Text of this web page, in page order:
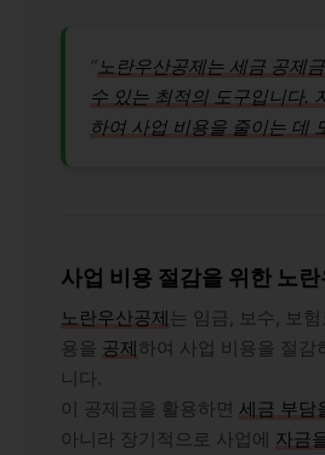
“ 노란우산공제는 세금 공제
수 있는 최적의 도구입니다.
하여 사업 비용을 줄이는 데
사업 비용 절감을 위한 노
노란우산공제는 임금, 보수, 보험
용을 공제하여 사업 비용을 절감
니다.
이 공제금을 활용하면 세금 부담
아니라 장기적으로 사업에 자금